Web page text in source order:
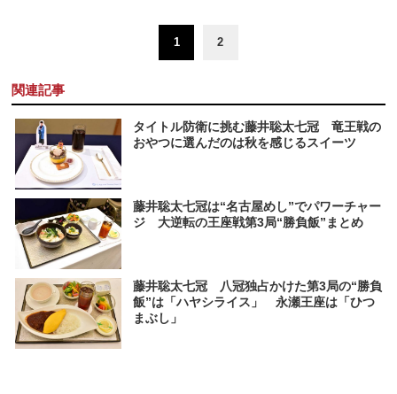
1 2
関連記事
タイトル防衛に挑む藤井聡太七冠 竜王戦の
おやつに選んだのは秋を感じるスイーツ
藤井聡太七冠は“名古屋めし”でパワーチャー
ジ 大逆転の王座戦第3局“勝負飯”まとめ
藤井聡太七冠 八冠独占かけた第3局の“勝負
飯”は「ハヤシライス」 永瀬王座は「ひつ
まぶし」